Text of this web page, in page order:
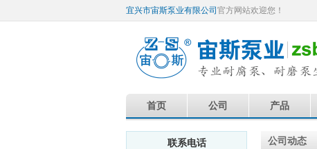
宜兴市宙斯泵业有限公司 官方网站欢迎您！
首页 公司 产品
联系电话
公司动态